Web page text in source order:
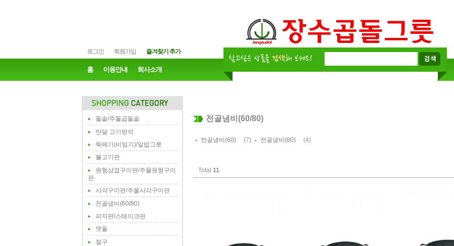
로그인 회원가입 즐겨찾기 추가
홈 이용안내 회사소개
돌솥/주물곱돌솥
반달 고기방석
뚝배기(비빔기)/알밥그릇
불고기판
원형삼겹구이판/주물원형구이
판
사각구이판/주물사각구이판
전골냄비(60/80)
피자판/스테이크판
맷돌
절구
전골냄비(60/80)
전골냄비(60) (7) 전골냄비(80) (4)
Total 11